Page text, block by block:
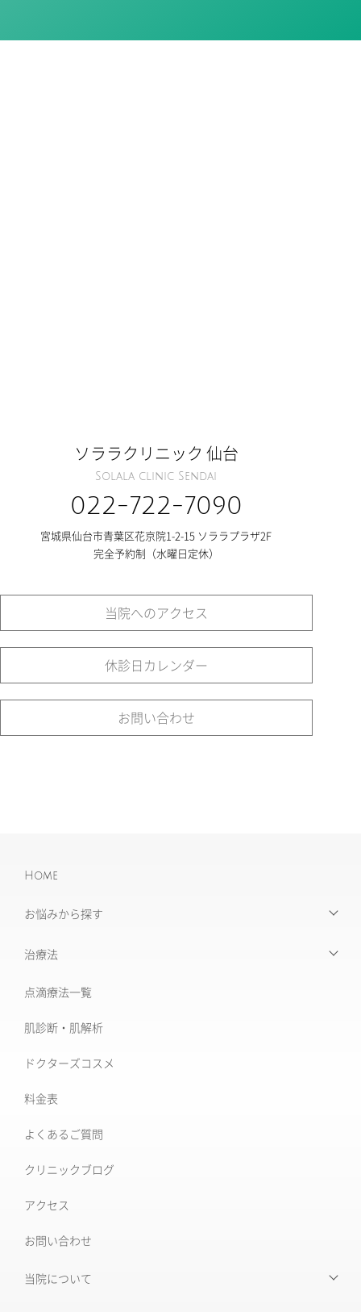
ソララクリニック 仙台
Solala clinic Sendai
022-722-7090
宮城県仙台市青葉区花京院1-2-15 ソララプラザ2F
完全予約制（水曜日定休）
当院へのアクセス
休診日カレンダー
お問い合わせ
Home
お悩みから探す
【お悩みから探す】INDEX
たるみ治療
美肌治療・肌育
シミ取り治療
ニキビ治療専門外来
治療法
治療機器・設備一覧
フォトナ6D/4D
ソフウェーブ
XERF (ザーフ)
ワンダーフェイスプロ
ルビーフラクショナル
肝斑改善集中プラン
HARG＋療法
点滴療法一覧
肌診断・肌解析
ドクターズコスメ
料金表
よくあるご質問
クリニックブログ
アクセス
お問い合わせ
当院について